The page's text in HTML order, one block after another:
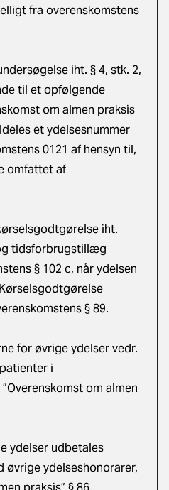
fra overenskomstens
iht. § 4, stk. 2,
til et opfølgende
om almen praksis
et ydelsesnummer
0121 af hensyn til,
omfattet af
iht.
tidsforbrugstillæg
§ 102 c, når ydelsen
§ 89.
for øvrige ydelser vedr.
i
om almen
ydelser udbetales
øvrige ydelseshonorarer,